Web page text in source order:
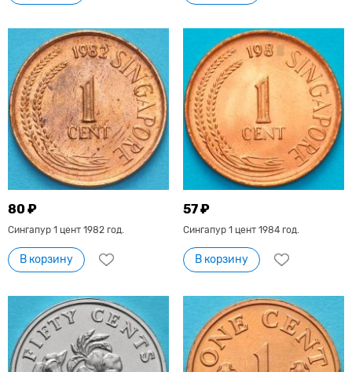
80 ₽
Сингапур 1 цент 1982 год.
В корзину
57 ₽
Сингапур 1 цент 1984 год.
В корзину